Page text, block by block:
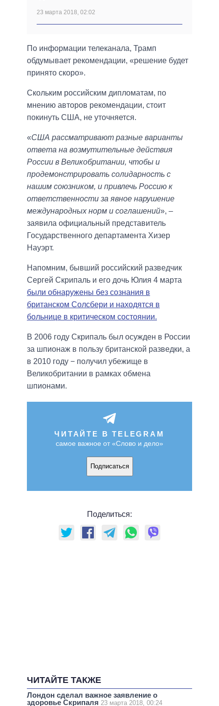
23 марта 2018, 02:02
По информации телеканала, Трамп
обдумывает рекомендации, «решение будет
принято скоро».
Скольким российским дипломатам, по
мнению авторов рекомендации, стоит
покинуть США, не уточняется.
«США рассматривают разные варианты
ответа на возмутительные действия
России в Великобритании, чтобы и
продемонстрировать солидарность с
нашим союзником, и привлечь Россию к
ответственности за явное нарушение
международных норм и соглашений», –
заявила официальный представитель
Государственного департамента Хизер
Науэрт.
Напомним, бывший российский разведчик
Сергей Скрипаль и его дочь Юлия 4 марта
были обнаружены без сознания в
британском Солсбери и находятся в
больнице в критическом состоянии.
В 2006 году Скрипаль был осужден в России
за шпионаж в пользу британской разведки, а
в 2010 году − получил убежище в
Великобритании в рамках обмена
шпионами.
ЧИТАЙТЕ В TELEGRAM
самое важное от «Слово и дело»
Подписаться
Поделиться:
ЧИТАЙТЕ ТАКЖЕ
Лондон сделал важное заявление о
здоровье Скрипаля 23 марта 2018, 00:24